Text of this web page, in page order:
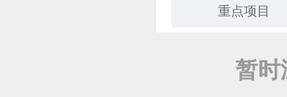
重点项目
暂